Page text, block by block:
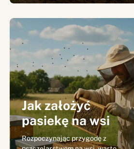
Jak założyć
pasiekę na wsi
Rozpoczynając przygodę z